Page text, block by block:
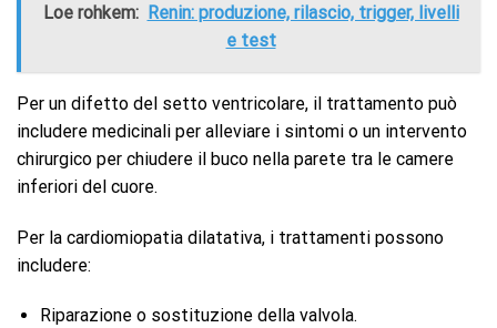
Loe rohkem: Renin: produzione, rilascio, trigger, livelli
e test
Per un difetto del setto ventricolare, il trattamento può
includere medicinali per alleviare i sintomi o un intervento
chirurgico per chiudere il buco nella parete tra le camere
inferiori del cuore.
Per la cardiomiopatia dilatativa, i trattamenti possono
includere:
Riparazione o sostituzione della valvola.